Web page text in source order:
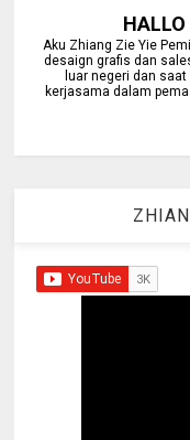
Aku Zhiang Zie Yie
desaign grafis dan
luar negeri dan
kerjasama dalam